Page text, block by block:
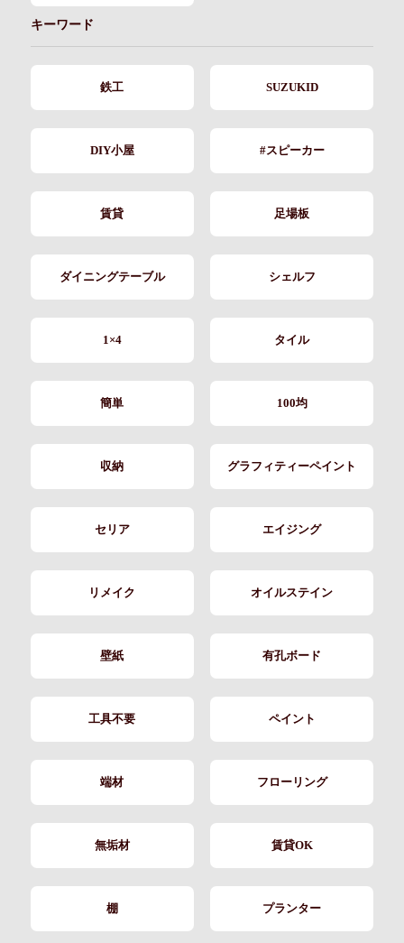
キーワード
鉄工 SUZUKID
DIY小屋 #スピーカー
賃貸 足場板
ダイニングテーブル シェルフ
1×4 タイル
簡単 100均
収納 グラフィティーペイント
セリア エイジング
リメイク オイルステイン
壁紙 有孔ボード
工具不要 ペイント
端材 フローリング
無垢材 賃貸OK
棚 プランター